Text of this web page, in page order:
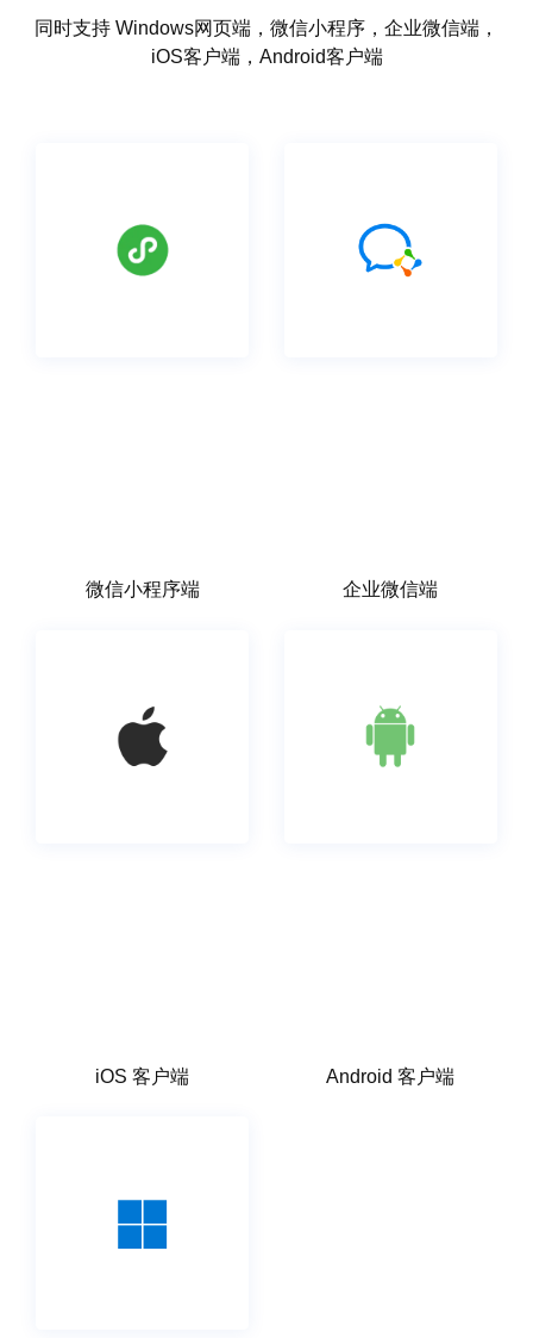
同时支持 Windows网页端，微信小程序，企业微信端，
iOS客户端，Android客户端
微信小程序端 企业微信端
iOS 客户端 Android 客户端